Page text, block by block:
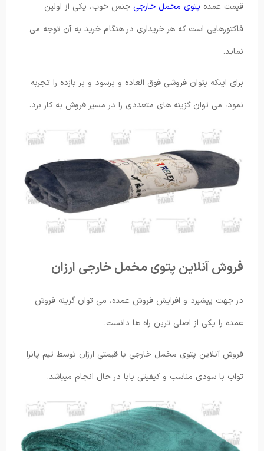
قیمت عمده پتوی مخمل خارجی جنس خوب، یکی از اولین
فاکتورهایی است که هر خریداری در هنگام خرید به آن توجه می
نماید.
برای اینکه بتوان فروشی فوق العاده و پرسود و پر بازده را تجربه
نمود، می توان گزینه های متعددی را در مسیر فروش به کار برد.
فروش آنلاین پتوی مخمل خارجی ارزان
در جهت پیشبرد و افزایش فروش عمده، می توان گزینه فروش
عمده را یکی از اصلی ترین راه ها دانست.
فروش آنلاین پتوی مخمل خارجی با قیمتی ارزان توسط تیم پانرا
تواب با سودی مناسب و کیفیتی بابا در حال انجام میباشد.